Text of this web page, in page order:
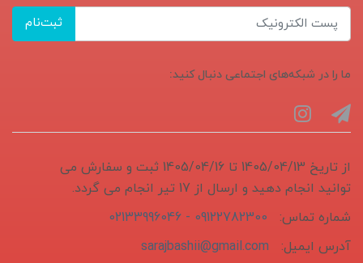
ثبت‌نام
ما را در شبکه‌های اجتماعی دنبال کنید:
از تاریخ 1405/04/13 تا 1405/04/16 ثبت و سفارش می
توانید انجام دهید و ارسال از 17 تیر انجام می گردد.
شماره تماس:
09122782300 - 02133996046
آدرس ایمیل:
sarajbashii@gmail.com